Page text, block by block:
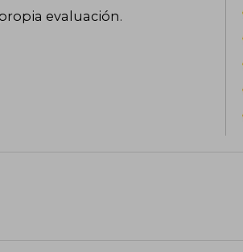
evaluación.